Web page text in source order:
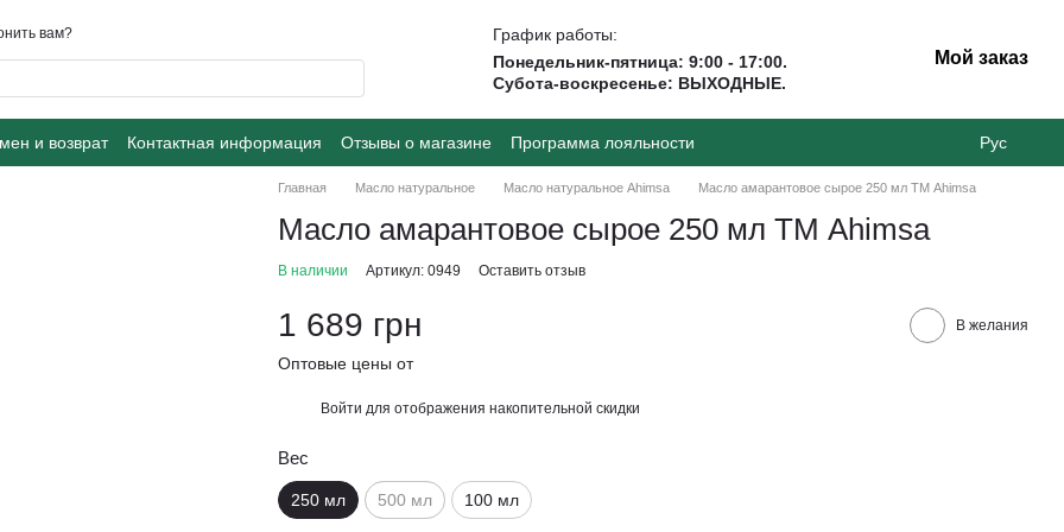
вам?
График работы:
Понедельник-пятница: 9:00 - 17:00.
Субота-воскресенье: ВЫХОДНЫЕ.
Мой заказ
и возврат Контактная информация Отзывы о магазине Программа лояльности Рус
Главная Масло натуральное Масло натуральное Ahimsa Масло амарантовое сырое 250 мл ТМ Аhimsa
Масло амарантовое сырое 250 мл ТМ Аhimsa
В наличии Артикул: 0949 Оставить отзыв
1 689 грн В желания
Оптовые цены от
Войти для отображения накопительной скидки
Вес
250 мл 500 мл 100 мл